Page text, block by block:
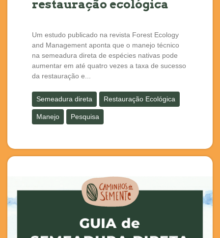
restauração ecológica
Um estudo publicado na revista Forest Ecology
and Management aponta que o manejo técnico
na semeadura direta de espécies nativas pode
aumentar em até quatro vezes a taxa de sucesso
da restauração e...
Semeadura direta Restauração Ecológica
Manejo Pesquisa